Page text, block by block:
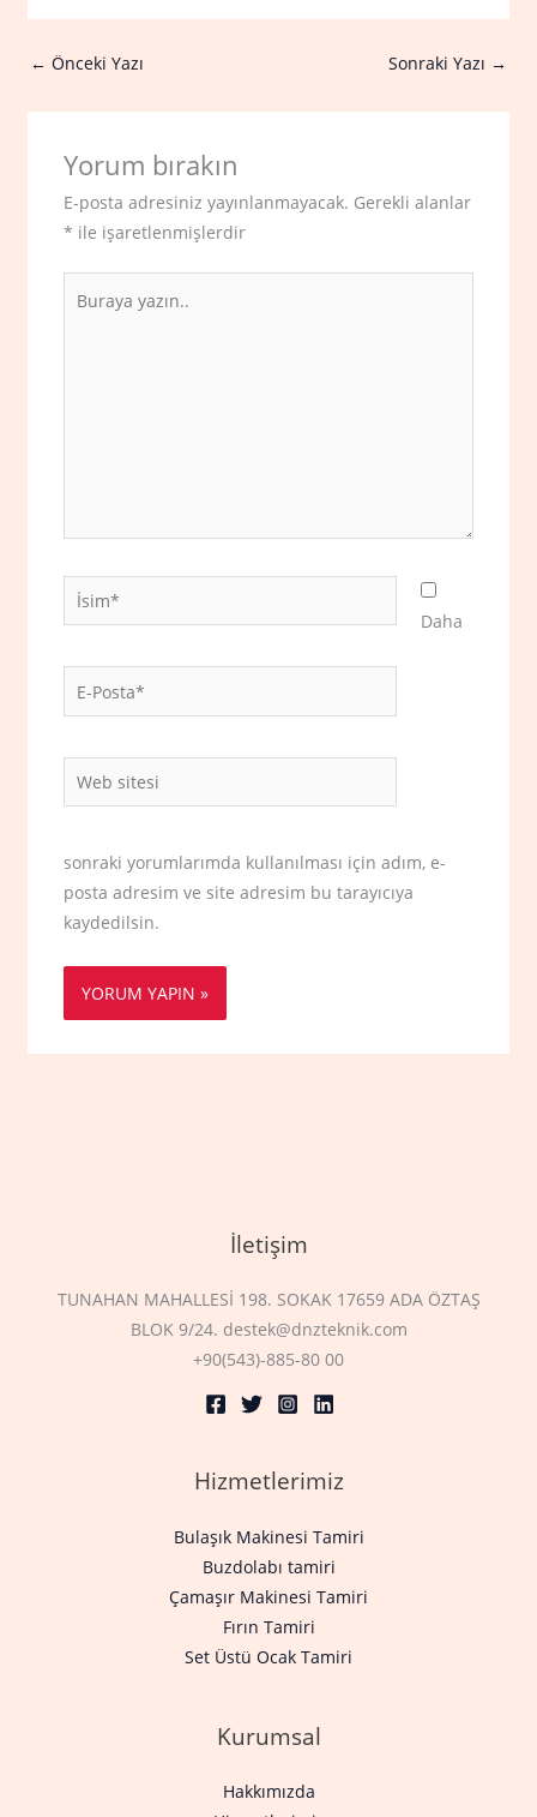
← Önceki Yazı Sonraki Yazı →
Yorum bırakın
E-posta adresiniz yayınlanmayacak. Gerekli alanlar
* ile işaretlenmişlerdir
İsim*
Posta*
sitesi
Daha
sonraki yorumlarımda kullanılması için adım, e-
posta adresim ve site adresim bu tarayıcıya
kaydedilsin.
İletişim
TUNAHAN MAHALLESİ 198. SOKAK 17659 ADA ÖZTAŞ
BLOK 9/24. destek@dnzteknik.com
+90(543)-885-80 00
Hizmetlerimiz
Bulaşık Makinesi Tamiri
Buzdolabı tamiri
Çamaşır Makinesi Tamiri
Fırın Tamiri
Set Üstü Ocak Tamiri
Kurumsal
Hakkımızda